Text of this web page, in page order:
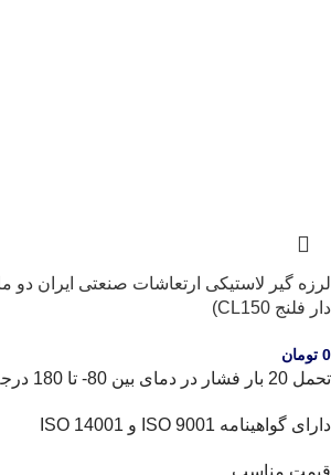
دار فلنج CL150)
0 تومان
تحمل 20 بار فشار در دمای بین 80- تا 180 درجه سلسیوس
دارای گواهینامه ISO 9001 و ISO 14001
قیمت مناسب